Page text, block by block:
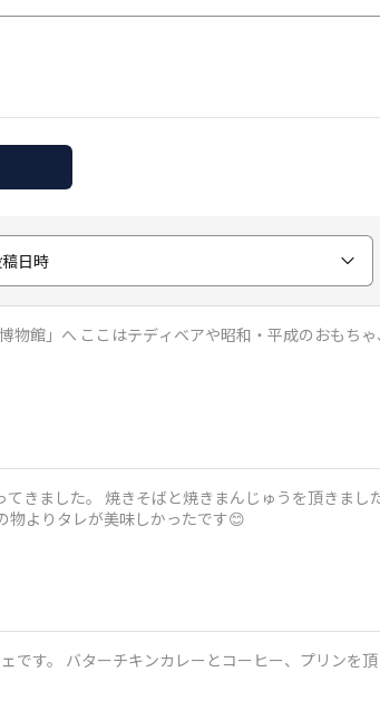
日時
館」へ ここはテディベアや昭和・平成のおもち
きました。 焼きそばと焼きまんじゅうを頂きまし
物よりタレが美味しかったです😊
です。 バターチキンカレーとコーヒー、プリンを